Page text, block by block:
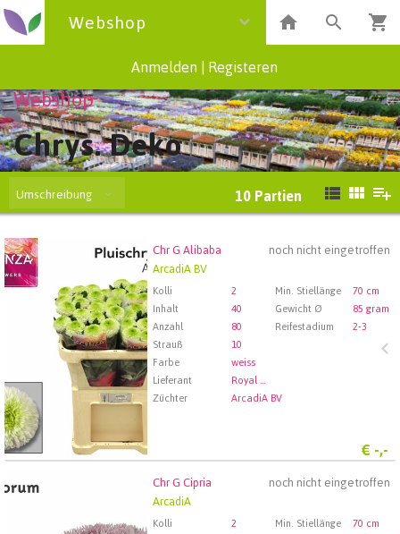
Webshop
Anmelden Registeren
Webshop
Chrys. Deko
Umschreibung 10 Partien
noch nicht eingetroffen
Chr G Alibaba
ArcadiA BV
Kolli 2 Min. Stiellänge
70 cm
Inhalt
40 Gewicht Ø
85 gram
Anzahl
80 Reifestadium
2-3
Strauß
10
Farbe
weiss
Lieferant
Royal FloraHolland Aalsmeer
Züchter
ArcadiA BV
€ -,-
Chr G Alibaba
Wählen Sie zuerst ein Abfartdatum.
noch nicht eingetroffen
Chr G Cipria
ArcadiA
Kolli 2 Min. Stiellänge
70 cm
Chr G Cipria
Wählen Sie zuerst ein Abfartdatum.